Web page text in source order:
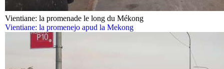
Vientiane: la promenade le long du Mékong
Vientiane: la promenejo apud la Mekong